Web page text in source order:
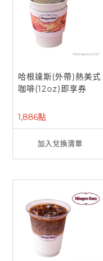
哈根達斯(外帶)熱美式
咖啡(12oz)即享券
1,886點
加入兌換清單